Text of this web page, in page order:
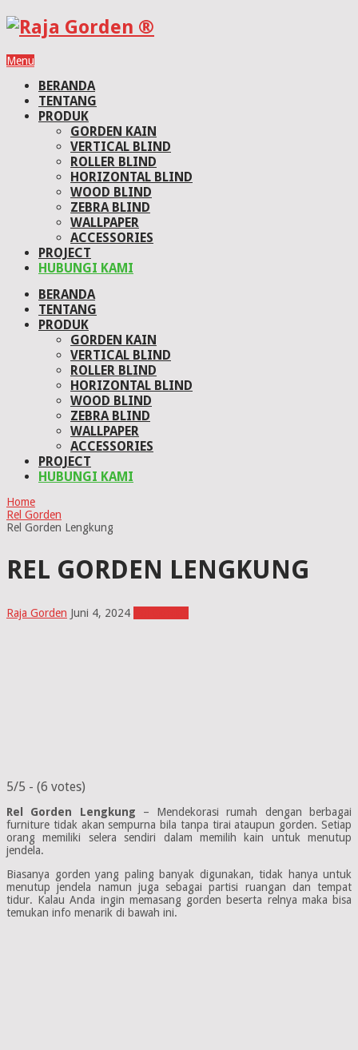
Menu
BERANDA
TENTANG
PRODUK
GORDEN KAIN
VERTICAL BLIND
ROLLER BLIND
HORIZONTAL BLIND
WOOD BLIND
ZEBRA BLIND
WALLPAPER
ACCESSORIES
PROJECT
HUBUNGI KAMI
BERANDA
TENTANG
PRODUK
GORDEN KAIN
VERTICAL BLIND
ROLLER BLIND
HORIZONTAL BLIND
WOOD BLIND
ZEBRA BLIND
WALLPAPER
ACCESSORIES
PROJECT
HUBUNGI KAMI
Home
Rel Gorden
Rel Gorden Lengkung
REL GORDEN LENGKUNG
Raja Gorden Juni 4, 2024
5/5 - (6 votes)
Rel Gorden Lengkung – Mendekorasi rumah dengan berbagai
furniture tidak akan sempurna bila tanpa tirai ataupun gorden. Setiap
orang memiliki selera sendiri dalam memilih kain untuk menutup
jendela.
Biasanya gorden yang paling banyak digunakan, tidak hanya untuk
menutup jendela namun juga sebagai partisi ruangan dan tempat
tidur. Kalau Anda ingin memasang gorden beserta relnya maka bisa
temukan info menarik di bawah ini.